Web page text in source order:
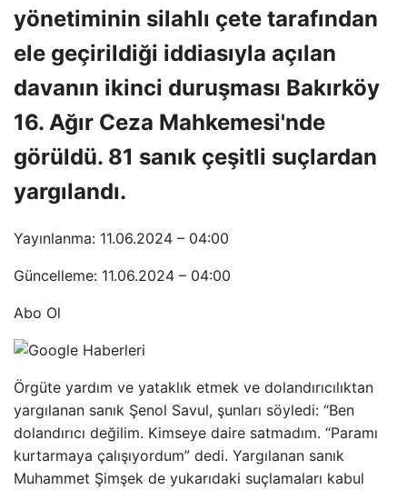
yönetiminin silahlı çete tarafından
ele geçirildiği iddiasıyla açılan
davanın ikinci duruşması Bakırköy
16. Ağır Ceza Mahkemesi'nde
görüldü. 81 sanık çeşitli suçlardan
yargılandı.
Yayınlanma: 11.06.2024 – 04:00
Güncelleme: 11.06.2024 – 04:00
Abo Ol
Örgüte yardım ve yataklık etmek ve dolandırıcılıktan
yargılanan sanık Şenol Savul, şunları söyledi: “Ben
dolandırıcı değilim. Kimseye daire satmadım. “Paramı
kurtarmaya çalışıyordum” dedi. Yargılanan sanık
Muhammet Şimşek de yukarıdaki suçlamaları kabul